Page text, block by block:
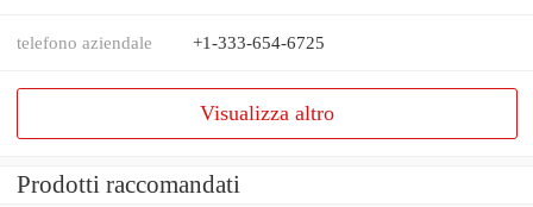
telefono aziendale +1-333-654-6725
Visualizza altro
Prodotti raccomandati